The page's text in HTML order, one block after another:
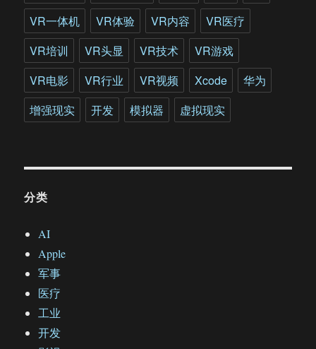
VR一体机
VR体验 VR内容
VR医疗
VR培训
VR头显 VR技术
VR游戏
VR电影
VR行业 VR视频 Xcode
华为
增强现实
开发 模拟器 虚拟现实
分类
AI
Apple
军事
医疗
工业
开发